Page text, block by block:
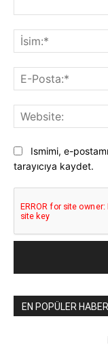
Ismimi, e-
tarayıcıya kaydet.
EN POPÜLER